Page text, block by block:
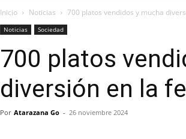
Inicio Noticias 700 platos vendidos y mucha
Noticias Sociedad
700 platos
diversión en la
Por Atarazana Go - 26 noviembre 2024